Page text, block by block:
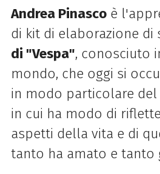
Andrea Pinascoè
di kit di elaborazione di
di "Vespa", conosciuto
mondo, che oggi si
in modo particolare
in cui ha modo di
aspetti della vita e di
tanto ha amato e tanto